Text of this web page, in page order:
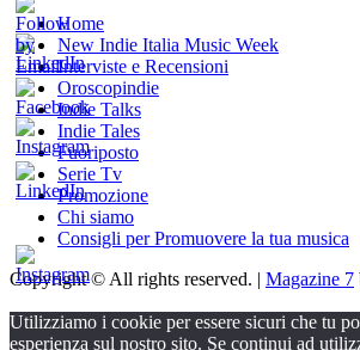
Home
New Indie Italia Music Week
Interviste e Recensioni
Oroscopindie
Indie Talks
Indie Tales
Fuoriposto
Serie Tv
Promozione
Chi siamo
Consigli per Promuovere la tua musica
Copyright © All rights reserved. | Magazine 7
Utilizziamo i cookie per essere sicuri che tu
esperienza sul nostro sito. Se continui ad